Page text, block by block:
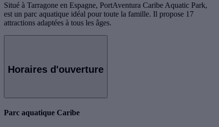
Situé à Tarragone en Espagne, PortAventura Caribe Aquatic Park,
est un parc aquatique idéal pour toute la famille. Il propose 17
attractions adaptées à tous les âges.
Horaires d'ouverture
Parc aquatique Caribe